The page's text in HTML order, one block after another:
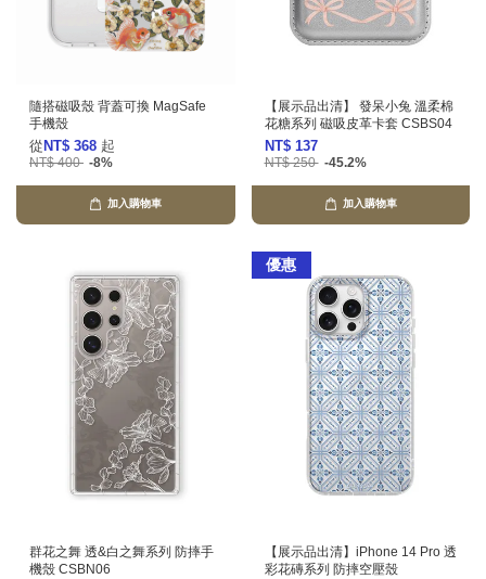
隨搭磁吸殼 背蓋可換 MagSafe
手機殼
從 NT$ 368 起
NT$ 400 -8%
加入購物車
【展示品出清】 發呆小兔 溫柔棉
花糖系列 磁吸皮革卡套 CSBS04
NT$ 137
NT$ 250 -45.2%
加入購物車
群花之舞 透&白之舞系列 防摔手
機殼 CSBN06
優惠
【展示品出清】iPhone 14 Pro 透
彩花磚系列 防摔空壓殼